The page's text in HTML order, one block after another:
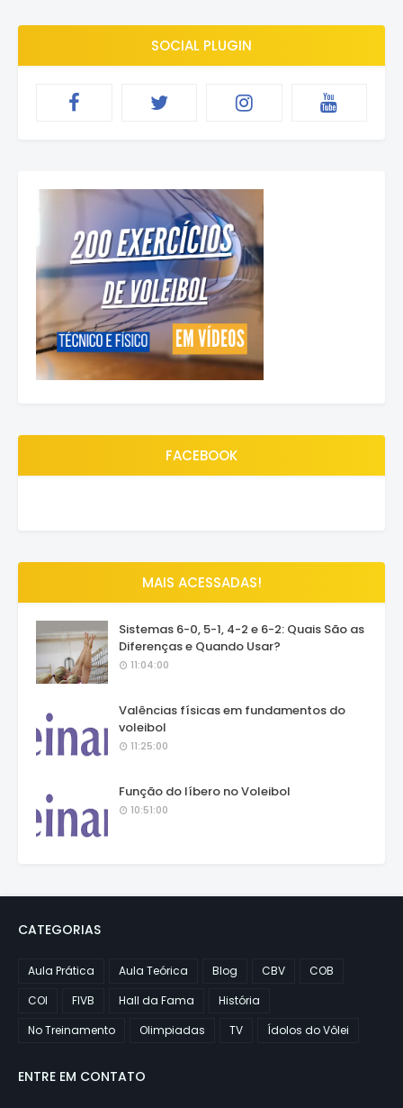
SOCIAL PLUGIN
FACEBOOK
MAIS ACESSADAS!
Sistemas 6-0, 5-1, 4-2 e 6-2: Quais São as
Diferenças e Quando Usar?
11:04:00
Valências físicas em fundamentos do
voleibol
11:25:00
Função do líbero no Voleibol
10:51:00
CATEGORIAS
Aula Prática Aula Teórica Blog CBV
COB
COI
FIVB Hall da Fama
História
No Treinamento
Olimpiadas TV Ídolos do Vôlei
ENTRE EM CONTATO